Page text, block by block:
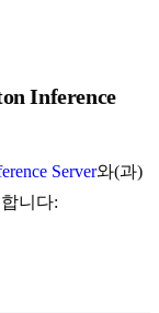
Inference
Server와(과)
니다: